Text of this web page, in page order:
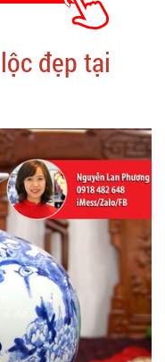
đẹp tại